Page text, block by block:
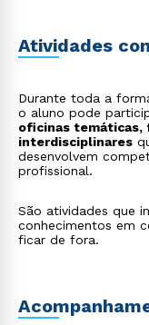
Atividades
Durante toda a
o aluno pode
oficinas temáticas,
interdisciplinares
desenvolvem
profissional.
São atividades que
conhecimentos em
ficar de fora.